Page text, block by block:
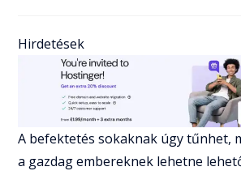
Hirdetések
A befektetés sokaknak úgy tűnhet,
a gazdag embereknek lehetne